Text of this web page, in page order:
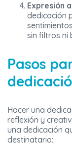
Expresión
dedicación
sin filtros ni
Pasos
Hacer una
reflexión y
una dedicación
destinatario: